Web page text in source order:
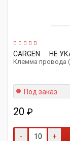
CARGEN НЕ
Клемма провода
Под заказ
20 ₽
- +